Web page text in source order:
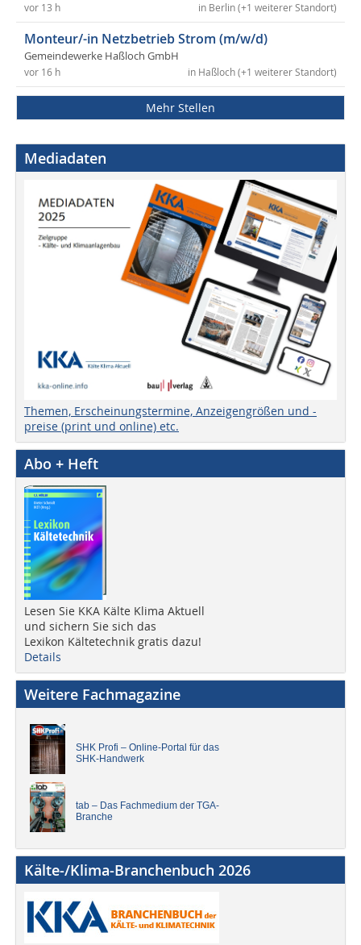
in Berlin (+1 weiterer Standort)
vor 13 h
Monteur/-in Netzbetrieb Strom (m/w/d)
Gemeindewerke Haßloch GmbH
in Haßloch (+1 weiterer Standort)
vor 16 h
Mehr Stellen
Mediadaten
Themen, Erscheinungstermine, Anzeigengrößen und -
preise (print und online) etc.
Abo + Heft
Lesen Sie KKA Kälte Klima Aktuell
und sichern Sie sich das
Lexikon Kältetechnik gratis dazu!
Details
Weitere Fachmagazine
SHK Profi – Online-Portal für das
SHK-Handwerk
tab – Das Fachmedium der TGA-
Branche
Kälte-/Klima-Branchenbuch 2026